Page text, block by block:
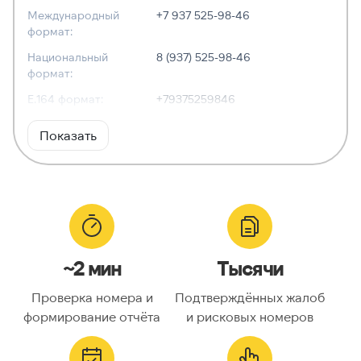
Международный
формат:
+7 937 525-98-46
Национальный
формат:
8 (937) 525-98-46
E.164 формат:
+79375259846
RFC3966
формат:
Тип номера:
Оператор связи:
Национальный
9375259846
Код страны:
ГЕОЛОКАЦИЯ
Показать
~2 мин
Проверка номера и
формирование отчёта
Тысячи
Подтверждённых жалоб
и рисковых номеров